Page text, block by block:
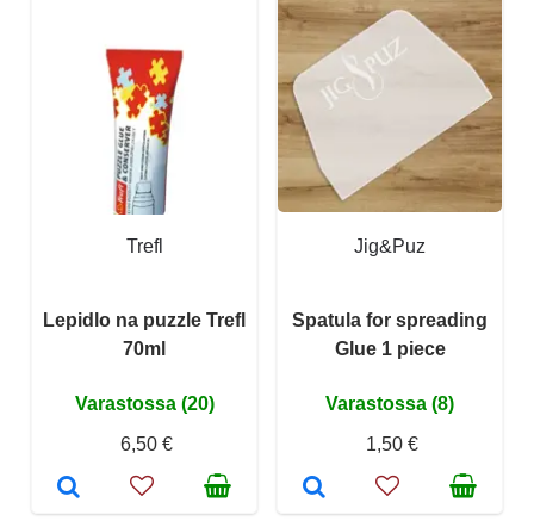
Trefl
Lepidlo na puzzle Trefl
70ml
Varastossa (20)
6,50 €
Jig&Puz
Spatula for spreading
Glue 1 piece
Varastossa (8)
1,50 €